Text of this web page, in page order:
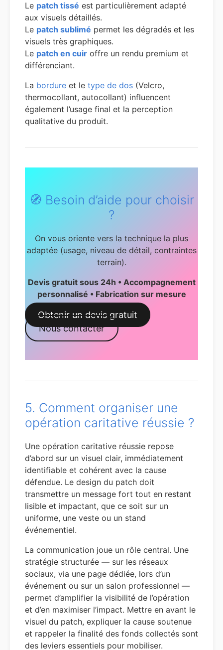
Le patch tissé est particulièrement adapté
aux visuels détaillés.
Le patch sublimé permet les dégradés et les
visuels très graphiques.
Le patch en cuir offre un rendu premium et
différenciant.
La bordure et le type de dos (Velcro,
thermocollant, autocollant) influencent
également l’usage final et la perception
qualitative du produit.
🧭 Besoin d’aide pour choisir
?
On vous oriente vers la technique la plus
adaptée (usage, niveau de détail, contraintes
terrain).
Devis gratuit sous 24h • Accompagnement
personnalisé • Fabrication sur mesure
Obtenir un devis gratuit
Nous contacter
5. Comment organiser une
opération caritative réussie ?
Une opération caritative réussie repose
d’abord sur un visuel clair, immédiatement
identifiable et cohérent avec la cause
défendue. Le design du patch doit
transmettre un message fort tout en restant
lisible et impactant, que ce soit sur un
uniforme, une veste ou un stand
événementiel.
La communication joue un rôle central. Une
stratégie structurée — sur les réseaux
sociaux, via une page dédiée, lors d’un
événement ou sur un salon professionnel —
permet d’amplifier la visibilité de l’opération
et d’en maximiser l’impact. Mettre en avant le
visuel du patch, expliquer la cause soutenue
et rappeler la finalité des fonds collectés sont
des leviers essentiels pour mobiliser.